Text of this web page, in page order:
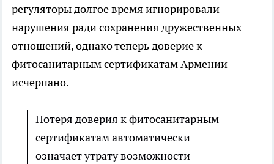
регуляторы долгое время игнорировали
нарушения ради сохранения дружественных
отношений, однако теперь доверие к
фитосанитарным сертификатам Армении
исчерпано.
Потеря доверия к фитосанитарным
сертификатам автоматически
означает утрату возможности